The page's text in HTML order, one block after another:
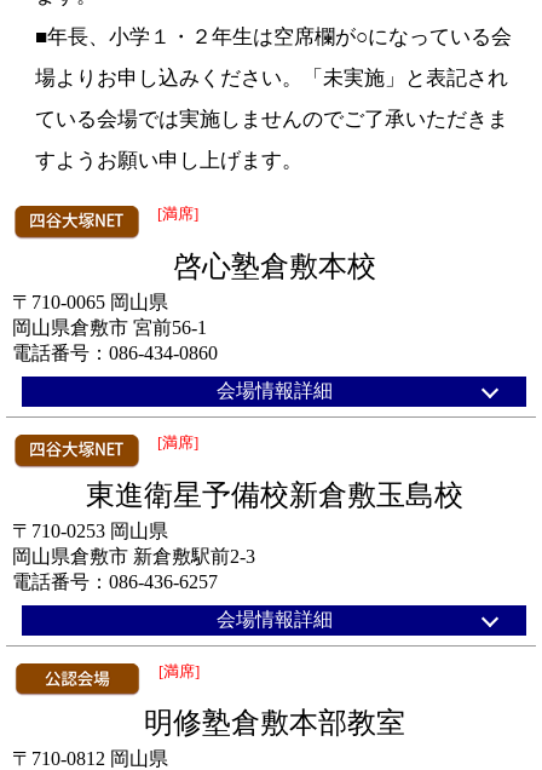
■年長、小学１・２年生は空席欄が○になっている会
場よりお申し込みください。「未実施」と表記され
ている会場では実施しませんのでご了承いただきま
すようお願い申し上げます。
[満席]
啓心塾倉敷本校
〒710-0065 岡山県
岡山県倉敷市 宮前56-1
電話番号：086-434-0860
会場情報詳細
[満席]
東進衛星予備校新倉敷玉島校
〒710-0253 岡山県
岡山県倉敷市 新倉敷駅前2-3
電話番号：086-436-6257
会場情報詳細
[満席]
明修塾倉敷本部教室
〒710-0812 岡山県